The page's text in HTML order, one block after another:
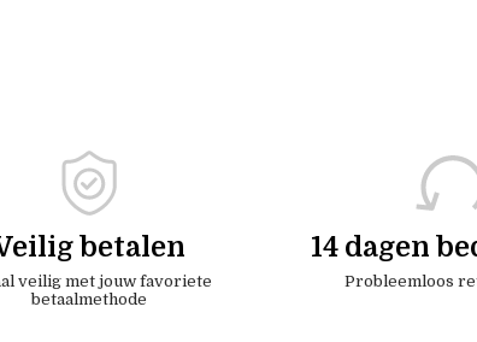
betalen
veilig met jouw favoriete
betaalmethode
14 dagen
Probleemloos